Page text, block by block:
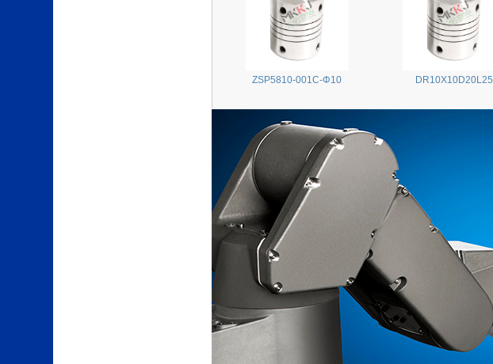
ZSP5810-001C-Φ10 DR10X10D20L25